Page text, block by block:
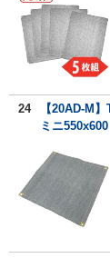
24
【20AD-M
ミニ550x600